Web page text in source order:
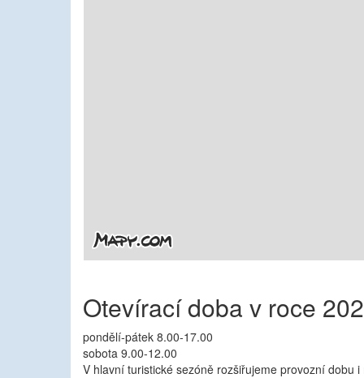
Otevírací doba v roce
pondělí-pátek 8.00-17.00
sobota 9.00-12.00
V hlavní turistické sezóně rozšiřujeme provozní dobu i